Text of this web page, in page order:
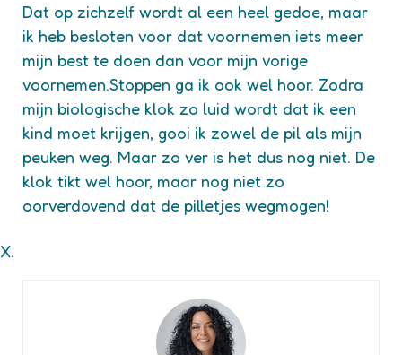
Dat op zichzelf wordt al een heel gedoe, maar
ik heb besloten voor dat voornemen iets meer
mijn best te doen dan voor mijn vorige
voornemen.Stoppen ga ik ook wel hoor. Zodra
mijn biologische klok zo luid wordt dat ik een
kind moet krijgen, gooi ik zowel de pil als mijn
peuken weg. Maar zo ver is het dus nog niet. De
klok tikt wel hoor, maar nog niet zo
oorverdovend dat de pilletjes wegmogen!
X.